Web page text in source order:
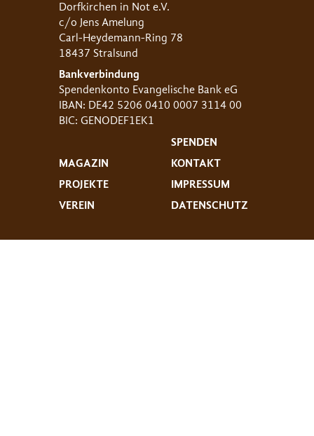
Dorfkirchen in Not e.V.
c/o Jens Amelung
Carl-Heydemann-Ring 78
18437 Stralsund
Bankverbindung
Spendenkonto Evangelische Bank eG
IBAN: DE42 5206 0410 0007 3114 00
BIC: GENODEF1EK1
MAGAZIN
PROJEKTE
VEREIN
SPENDEN
KONTAKT
IMPRESSUM
DATENSCHUTZ